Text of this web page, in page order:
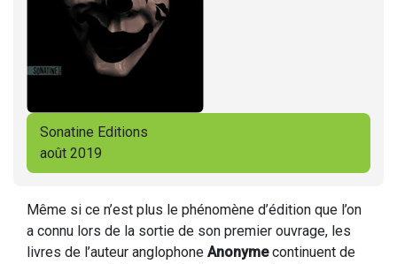
Sonatine Editions
août 2019
Même si ce n’est plus le phénomène d’édition que l’on
a connu lors de la sortie de son premier ouvrage, les
livres de l’auteur anglophone Anonymecontinuent de